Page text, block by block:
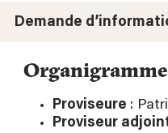
Demande
Organigramme
Proviseure :
Proviseur